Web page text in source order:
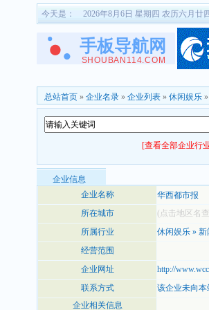
今天是： 2026年8月6日 星期四 农历六月廿
总站首页 » 企业名录 » 企业列表 » 休闲娱乐
[查看全部企业行
企业信息
企业名称
华西都市报
所在城市
(点击地区名
所属行业
休闲娱乐 » 新
经营范围
企业网址
http://
联系方式
该企业未向
企业相关信息